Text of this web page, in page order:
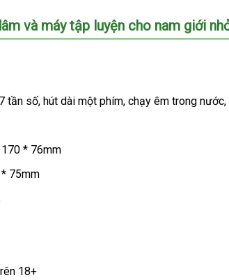
nơi
nào
và máy tập luyện cho nam giới
tần sốcó
, hút dài một phímPháp
, chạy êm trong nước
* 76mm
75mm
18+